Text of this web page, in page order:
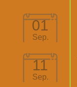
01
Sep.
11
Sep.